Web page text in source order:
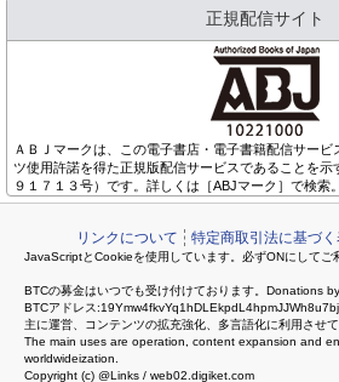
正規配信サイト
ＡＢＪマークは、この電子書店・電子書籍配信サー
ツ使用許諾を得た正規版配信サービスであることを示
９１７１３号）です。詳しくは［ABJマーク］で検索。
リンクについて 特定商取引法に基づ
JavaScriptとCookieを使用しています。必ずONにしてご
BTCの募金はいつでも受け付けております。Donations
BTCアドレス
主に運営、コンテンツの拡充強化、多言語化に利用させて
The main uses are operation, content expansion and
worldwideization.
Copyright (c) @Links / web02.digiket.com